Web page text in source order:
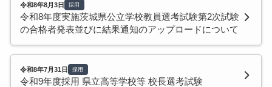
令和8年8月3日 採用
令和8年度実施茨城県公立学校教員選考試験第2次試験
の合格者発表並びに結果通知のアップロードについて
令和8年7月31日 採用
令和9年度採用 県立高等学校等 校長選考試験